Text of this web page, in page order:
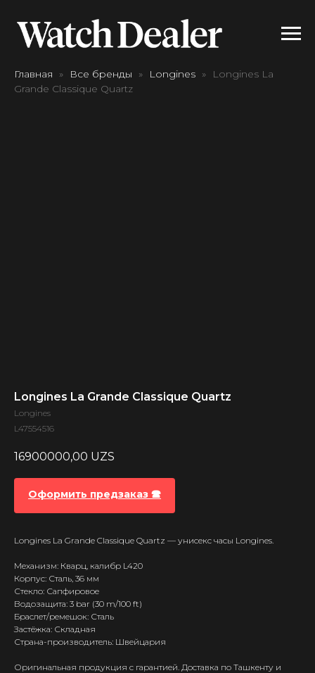
Главная Все бренды Longines
Longines La
Grande Classique Quartz
Longines La Grande Classique Quartz
Longines
L47554516
16900000,00 UZS
Оформить предзаказ 🕿
Longines La Grande Classique Quartz — унисекс часы Longines.
Механизм: Кварц, калибр L420
Корпус: Сталь, 36 мм
Стекло: Сапфировое
Водозащита: 3 bar (30 m/100 ft)
Браслет/ремешок: Сталь
Застёжка: Складная
Страна-производитель: Швейцария
Оригинальная продукция с гарантией. Доставка по Ташкенту и